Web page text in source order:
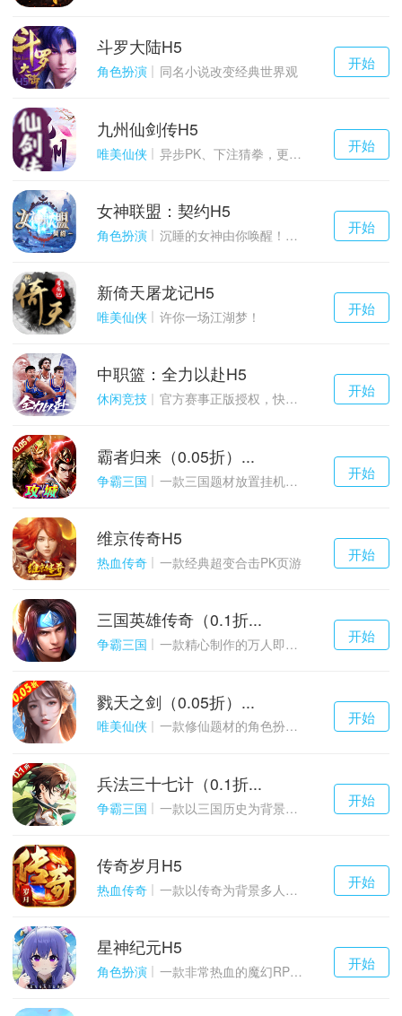
千百度h5
游戏
开始
斗罗大陆H5
角色扮演 同名小说改变经典世界观
千百度h5
游戏
开始
九州仙剑传H5
唯美仙侠 异步PK、下注猜拳，更多玩点等你来体验！
千百度h5
游戏
开始
女神联盟：契约H5
角色扮演 沉睡的女神由你唤醒！点燃战火！
千百度h5
游戏
开始
新倚天屠龙记H5
唯美仙侠 许你一场江湖梦！
千百度h5
游戏
开始
中职篮：全力以赴H5
休闲竞技 官方赛事正版授权，快来打造属于自己的传奇吧~
千百度h5
游戏
开始
霸者归来（0.05折）...
争霸三国 一款三国题材放置挂机与战争策略结合的游戏
千百度h5
游戏
开始
维京传奇H5
热血传奇 一款经典超变合击PK页游
千百度h5
游戏
开始
三国英雄传奇（0.1折...
争霸三国 一款精心制作的万人即时战斗SLG三国手游
千百度h5
游戏
开始
戮天之剑（0.05折）...
唯美仙侠 一款修仙题材的角色扮演养成手游
千百度h5
游戏
开始
兵法三十七计（0.1折...
争霸三国 一款以三国历史为背景的卡牌策略游戏
千百度h5
游戏
开始
传奇岁月H5
热血传奇 一款以传奇为背景多人在线的ARPG大作
千百度h5
游戏
开始
星神纪元H5
角色扮演 一款非常热血的魔幻RPG游戏